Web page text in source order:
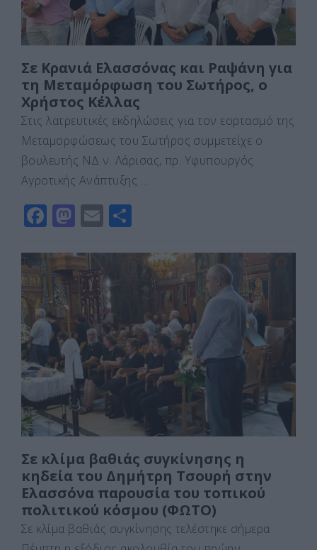
Σε Κρανιά Ελασσόνας και Ραψάνη για
τη Μεταμόρφωση του Σωτήρος, ο
Χρήστος Κέλλας
Στις λατρευτικές εκδηλώσεις για τον εορτασμό της
Μεταμορφώσεως του Σωτήρος συμμετείχε ο
βουλευτής ΝΔ ν. Λάρισας, πρ. Υφυπουργός
Αγροτικής Ανάπτυξης …
F
c
e
b
o
o
k
M
st
o
d
o
n
E
ai
l
ρ
τε
ίτ
ε
Σε κλίμα βαθιάς συγκίνησης η
κηδεία του Δημήτρη Τσουρή στην
Ελασσόνα παρουσία του τοπικού
πολιτικού κόσμου (ΦΩΤΟ)
Σε κλίμα βαθιάς συγκίνησης τελέστηκε σήμερα